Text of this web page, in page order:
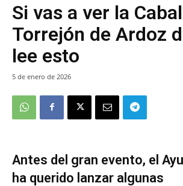
Si vas a ver la
Torrejón de Ardoz
lee esto
5 de enero de 2026
Antes del gran evento, el
ha querido lanzar algunas